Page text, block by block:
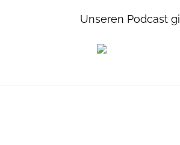
Unseren Podcast